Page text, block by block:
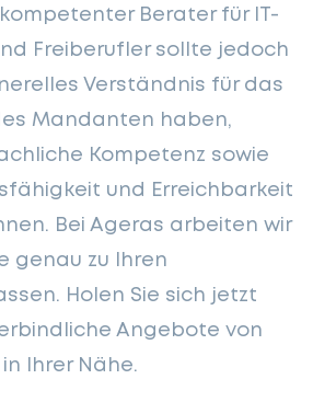
Berater für IT-
Freiberufler sollte jedoch
Verständnis für das
Mandanten haben,
Kompetenz sowie
und Erreichbarkeit
Bei Ageras arbeiten wir
genau zu Ihren
Holen Sie sich jetzt
Angebote von
Ihrer Nähe.